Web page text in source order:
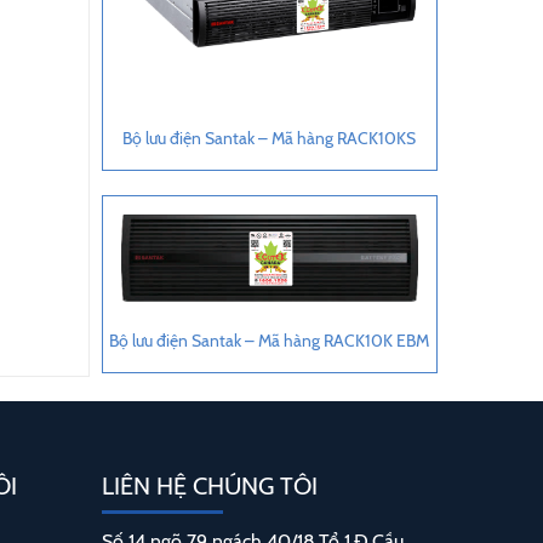
Bộ lưu điện Santak – Mã hàng RACK10KS
Bộ lưu điện Santak – Mã hàng RACK10K EBM
LIÊN HỆ CHÚNG TÔI